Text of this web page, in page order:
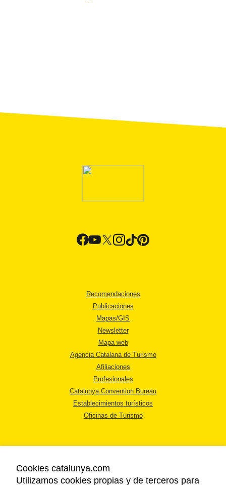
Recomendaciones
Publicaciones
Mapas/GIS
Newsletter
Mapa web
Agencia Catalana de Turismo
Afiliaciones
Profesionales
Catalunya Convention Bureau
Establecimientos turísticos
Oficinas de Turismo
Cookies catalunya.com
Utilizamos cookies propias y de terceros para